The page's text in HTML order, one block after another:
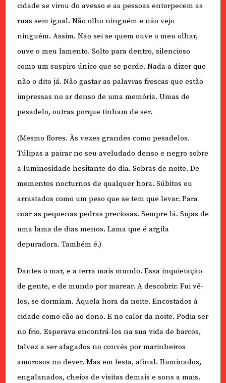
cidade se virou do avesso e as pessoas entorpecem as
ruas sem igual. Não olho ninguém e não vejo
ninguém. Assim. Não sei se quem ouve o meu olhar,
ouve o meu lamento. Solto para dentro, silencioso
como um suspiro único que se perde. Nada a dizer que
não o dito já. Não gastar as palavras frescas que estão
impressas no ar denso de uma memória. Umas de
pesadelo, outras porque tinham de ser.
(Mesmo flores. Às vezes grandes como pesadelos.
Túlipas a pairar no seu aveludado denso e negro sobre
a luminosidade hesitante do dia. Sobras de noite. De
momentos nocturnos de qualquer hora. Súbitos ou
arrastados como um peso que se tem que levar. Para
coar as pequenas pedras preciosas. Sempre lá. Sujas de
uma lama de dias menos. Lama que é argila
depuradora. Também é.)
Dantes o mar, e a terra mais mundo. Essa inquietação
de gente, e de mundo por marear. A descobrir. Fui vê-
los, se dormiam. Àquela hora da noite. Encostados à
cidade como cão ao dono. E no calor da noite. Podia ser
no frio. Esperava encontrá-los na sua vida de barcos,
talvez a ser afagados no convés por marinheiros
amorosos no dever. Mas em festa, afinal. Iluminados,
engalanados, cheios de visitas demais e sons a mais.